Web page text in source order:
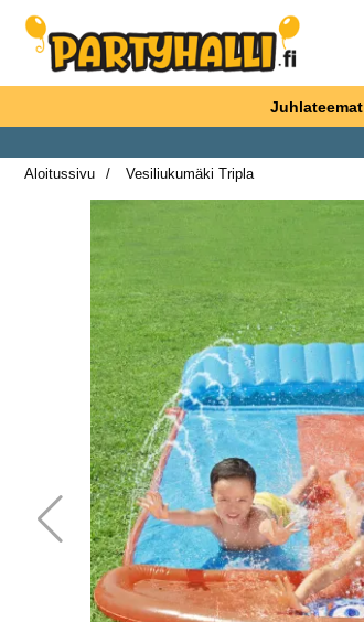
Ostoskori laajennettu Partyhallen AB
Juhlateemat
Aloitussivu
Vesiliukumäki Tripla